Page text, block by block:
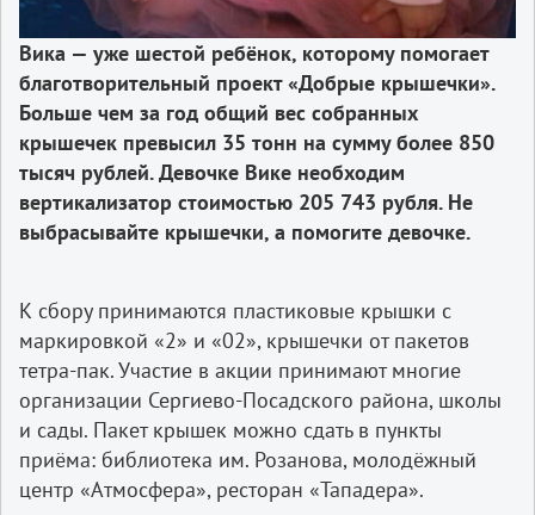
Вика — уже шестой ребёнок, которому помогает
благотворительный проект «Добрые крышечки».
Больше чем за год общий вес собранных
крышечек превысил 35 тонн на сумму более 850
тысяч рублей. Девочке Вике необходим
вертикализатор стоимостью 205 743 рубля. Не
выбрасывайте крышечки, а помогите девочке.
К сбору принимаются пластиковые крышки с
маркировкой «2» и «02», крышечки от пакетов
тетра-пак. Участие в акции принимают многие
организации Сергиево-Посадского района, школы
и сады. Пакет крышек можно сдать в пунк­ты
приёма: библиотека им. Розанова, молодёжный
центр «Атмосфера», ресторан «Тападера».